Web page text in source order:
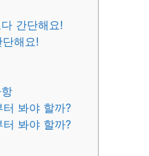
간단해요!
해요!
봐야 할까?
봐야 할까?